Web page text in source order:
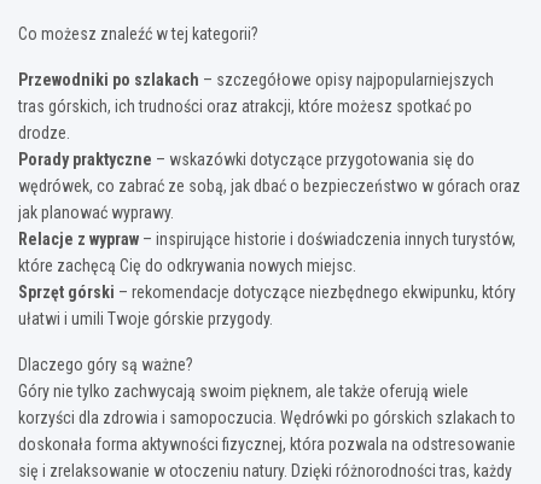
Co możesz znaleźć w tej kategorii?
Przewodniki po szlakach – szczegółowe opisy najpopularniejszych
tras górskich, ich trudności oraz atrakcji, które możesz spotkać po
drodze.
Porady praktyczne – wskazówki dotyczące przygotowania się do
wędrówek, co zabrać ze sobą, jak dbać o bezpieczeństwo w górach oraz
jak planować wyprawy.
Relacje z wypraw – inspirujące historie i doświadczenia innych turystów,
które zachęcą Cię do odkrywania nowych miejsc.
Sprzęt górski – rekomendacje dotyczące niezbędnego ekwipunku, który
ułatwi i umili Twoje górskie przygody.
Dlaczego góry są ważne?
Góry nie tylko zachwycają swoim pięknem, ale także oferują wiele
korzyści dla zdrowia i samopoczucia. Wędrówki po górskich szlakach to
doskonała forma aktywności fizycznej, która pozwala na odstresowanie
się i zrelaksowanie w otoczeniu natury. Dzięki różnorodności tras, każdy